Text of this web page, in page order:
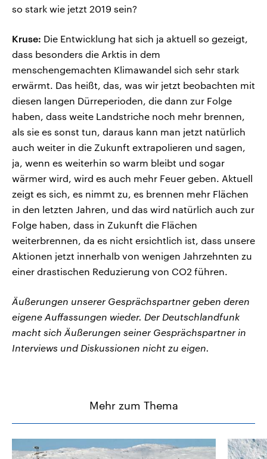
so stark wie jetzt 2019 sein?
Kruse: Die Entwicklung hat sich ja aktuell so gezeigt,
dass besonders die Arktis in dem
menschengemachten Klimawandel sich sehr stark
erwärmt. Das heißt, das, was wir jetzt beobachten mit
diesen langen Dürreperioden, die dann zur Folge
haben, dass weite Landstriche noch mehr brennen,
als sie es sonst tun, daraus kann man jetzt natürlich
auch weiter in die Zukunft extrapolieren und sagen,
ja, wenn es weiterhin so warm bleibt und sogar
wärmer wird, wird es auch mehr Feuer geben. Aktuell
zeigt es sich, es nimmt zu, es brennen mehr Flächen
in den letzten Jahren, und das wird natürlich auch zur
Folge haben, dass in Zukunft die Flächen
weiterbrennen, da es nicht ersichtlich ist, dass unsere
Aktionen jetzt innerhalb von wenigen Jahrzehnten zu
einer drastischen Reduzierung von CO2 führen.
Äußerungen unserer Gesprächspartner geben deren
eigene Auffassungen wieder. Der Deutschlandfunk
macht sich Äußerungen seiner Gesprächspartner in
Interviews und Diskussionen nicht zu eigen.
Mehr zum Thema